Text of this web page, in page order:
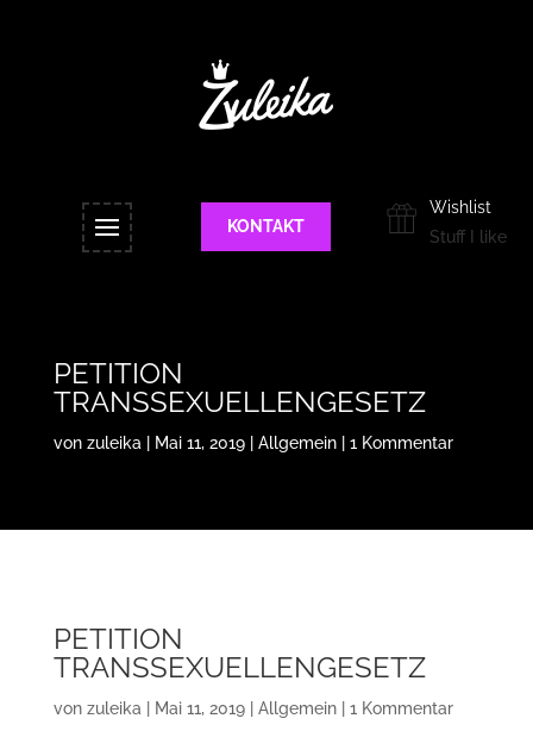
KONTAKT
Wishlist
Stuff I like
PETITION
TRANSSEXUELLENGESETZ
von zuleika Mai 11, 2019| Allgemein| 1 Kommentar
PETITION
TRANSSEXUELLENGESETZ
von zuleika Mai 11, 2019| Allgemein| 1 Kommentar